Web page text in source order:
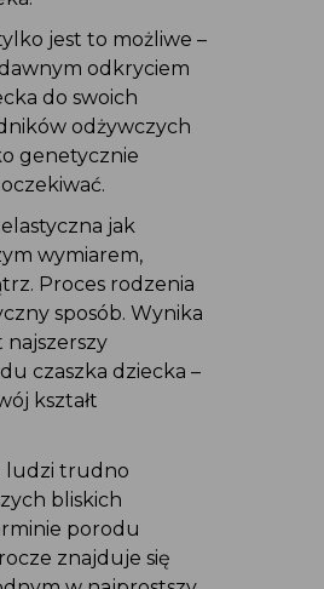
jest to możliwe –
odkryciem
do swoich
odżywczych
genetycznie
jak
wymiarem,
Proces rodzenia
sposób. Wynika
czaszka dziecka –
kształt
ludzi trudno
bliskich
porodu
znajduje się